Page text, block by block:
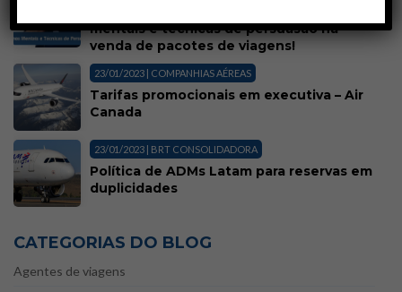
mentais e técnicas de persuasão na
venda de pacotes de viagens!
23/01/2023 | COMPANHIAS AÉREAS
Tarifas promocionais em executiva – Air
Canada
23/01/2023 | BRT CONSOLIDADORA
Política de ADMs Latam para reservas em
duplicidades
CATEGORIAS DO BLOG
Agentes de viagens